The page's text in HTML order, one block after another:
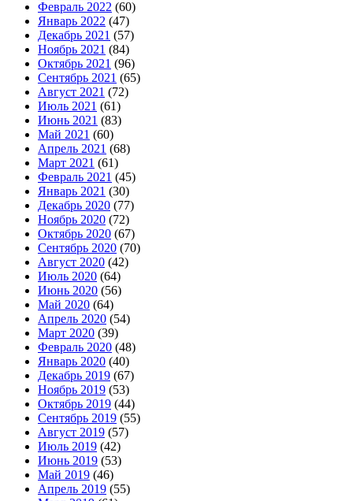
Февраль 2022 (60)
Январь 2022 (47)
Декабрь 2021 (57)
Ноябрь 2021 (84)
Октябрь 2021 (96)
Сентябрь 2021 (65)
Август 2021 (72)
Июль 2021 (61)
Июнь 2021 (83)
Май 2021 (60)
Апрель 2021 (68)
Март 2021 (61)
Февраль 2021 (45)
Январь 2021 (30)
Декабрь 2020 (77)
Ноябрь 2020 (72)
Октябрь 2020 (67)
Сентябрь 2020 (70)
Август 2020 (42)
Июль 2020 (64)
Июнь 2020 (56)
Май 2020 (64)
Апрель 2020 (54)
Март 2020 (39)
Февраль 2020 (48)
Январь 2020 (40)
Декабрь 2019 (67)
Ноябрь 2019 (53)
Октябрь 2019 (44)
Сентябрь 2019 (55)
Август 2019 (57)
Июль 2019 (42)
Июнь 2019 (53)
Май 2019 (46)
Апрель 2019 (55)